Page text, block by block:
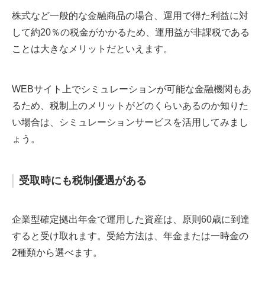
株式など一般的な金融商品の場合、運用で得た利益に対
して約20％の税金がかかるため、運用益が非課税である
ことは大きなメリットだといえます。
WEBサイト上でシミュレーションが可能な金融機関もあ
るため、税制上のメリットがどのくらいあるのか知りた
い場合は、シミュレーションサービスを活用してみまし
ょう。
受取時にも税制優遇がある
企業型確定拠出年金で運用した資産は、原則60歳に到達
すると受け取れます。受給方法は、年金または一時金の
2種類から選べます。